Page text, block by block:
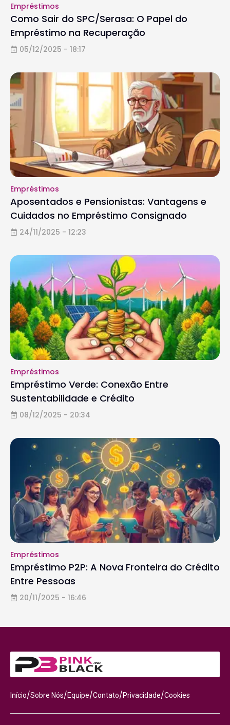
Empréstimos
Como Sair do SPC/Serasa: O Papel do
Empréstimo na Recuperação
05/12/2025 - 18:17
Empréstimos
Aposentados e Pensionistas: Vantagens e
Cuidados no Empréstimo Consignado
24/11/2025 - 12:23
Empréstimos
Empréstimo Verde: Conexão Entre
Sustentabilidade e Crédito
08/12/2025 - 20:34
Empréstimos
Empréstimo P2P: A Nova Fronteira do Crédito
Entre Pessoas
20/11/2025 - 16:46
Início/Sobre Nós/Equipe/Contato/Privacidade/Cookies